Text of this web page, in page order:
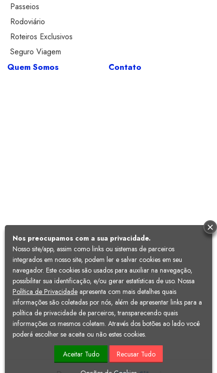
Passeios
Rodoviário
Roteiros Exclusivos
Seguro Viagem
Quem Somos Contato
Nos preocupamos com a sua privacidade.
Nosso site/app, assim como links ou sistemas de parceiros
integrados em nosso site, podem ler e salvar cookies em seu
navegador. Este cookies são usados para auxiliar na navegação,
possibilitar sua identificação, e/ou gerar estatísticas de uso. Nossa
Política de Privacidade apresenta com mais detalhes quais
informações são coletadas por nós, além de apresentar links para a
política de privacidade de parceiros, transparecendo quais
informações os mesmos coletam. Através dos botões ao lado você
poderá escolher se aceita ou não estes cookies.
Aceitar Tudo
Recusar Tudo
×